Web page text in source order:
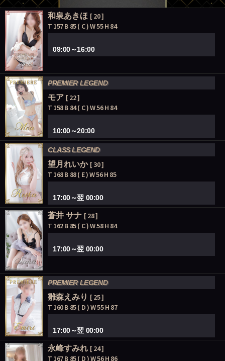
和泉あきほ [ 20 ]
T 157 B 85 ( C ) W 55 H 84
09:00～16:00
PREMIER LEGEND
モア [ 22 ]
T 158 B 84 ( C ) W 56 H 84
10:00～20:00
CLASS LEGEND
望月れいか [ 30 ]
T 168 B 88 ( E ) W 56 H 85
17:00～翌 00:00
蒼井 サナ [ 28 ]
T 162 B 85 ( C ) W 58 H 84
17:00～翌 00:00
PREMIER LEGEND
雛森えみり [ 25 ]
T 160 B 85 ( D ) W 55 H 87
17:00～翌 00:00
永峰すみれ [ 24 ]
T 167 B 85 ( D ) W 56 H 86